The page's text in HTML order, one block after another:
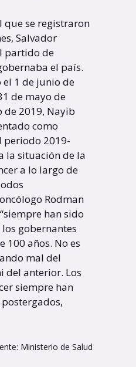
que se registraron
Salvador
partido de
el país.
1 de junio de
de mayo de
de 2019, Nayib
como
periodo 2019-
la situación de la
a lo largo de
Rodman
han sido
gobernantes
100 años. No es
mal del
del anterior. Los
siempre han
Ministerio de Salud